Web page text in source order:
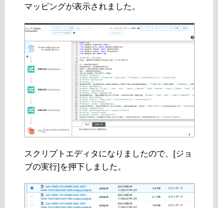
マッピングが表示されました。
スクリプトエディタになりましたので、[ジョ
ブの実行]を押下しました。